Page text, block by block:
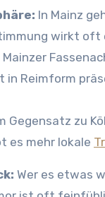
In Mainz
wirkt oft
Mainzer
in Reimform
Gegensatz zu
es mehr lokale
Wer es etwas